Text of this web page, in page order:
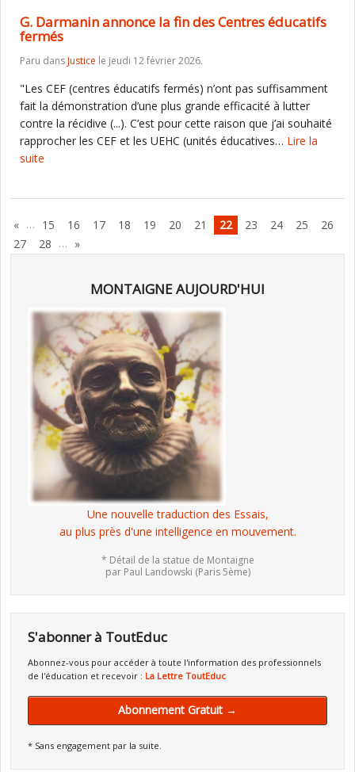
G. Darmanin annonce la fin des Centres éducatifs
fermés
Paru dansJustice le jeudi 12 février 2026.
"Les CEF (centres éducatifs fermés) n’ont pas suffisamment
fait la démonstration d’une plus grande efficacité à lutter
contre la récidive (...). C’est pour cette raison que j’ai souhaité
rapprocher les CEF et les UEHC (unités éducatives… Lire la
suite
« … 15 16 17 18 19 20 21 22 23 24 25
26
27
28 … »
MONTAIGNE AUJOURD'HUI
Une nouvelle traduction des Essais,
au plus près d'une intelligence en mouvement.
* Détail de la statue de Montaigne
par Paul Landowski (Paris 5ème)
S'abonner à ToutEduc
Abonnez-vous pour accéder à toute l'information des professionnels
de l'éducation et recevoir : La Lettre ToutEduc
Abonnement Gratuit →
* Sans engagement par la suite.